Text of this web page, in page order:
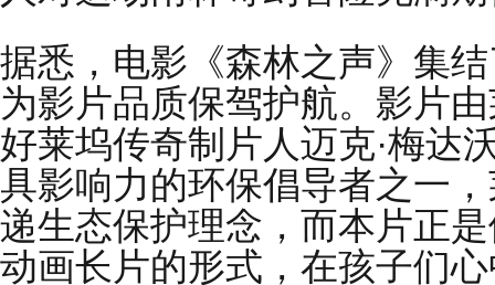
据悉，电影《森林之声》集
为影片品质保驾护航。影片
好莱坞传奇制片人迈克·梅达
具影响力的环保倡导者之一
递生态保护理念，而本片正
动画长片的形式，在孩子们